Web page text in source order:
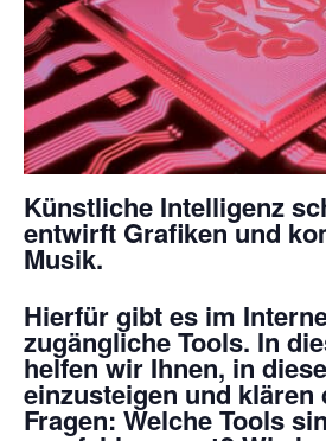
Künstliche Intelligenz
entwirft Grafiken und
Musik.
Hierfür gibt es im
zugängliche Tools. In
helfen wir Ihnen, in
einzusteigen und
Fragen: Welche Tools